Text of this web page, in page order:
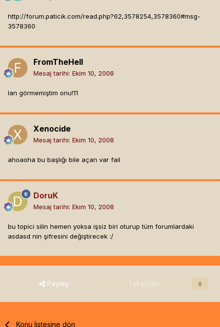
http://forum.paticik.com/read.php?62,3578254,3578360#msg-
3578360
FromTheHell
Mesaj tarihi: Ekim 10, 2008
lan görmemiştim onu!11
Xenocide
Mesaj tarihi: Ekim 10, 2008
ahoaoha bu başlığı bile açan var fail
DoruK
Mesaj tarihi: Ekim 10, 2008
bu topici silin hemen yoksa işsiz biri oturup tüm forumlardaki
asdasd nin şifresini değiştirecek :/
Paylaş Takipçiler 0
Konu listesine dön